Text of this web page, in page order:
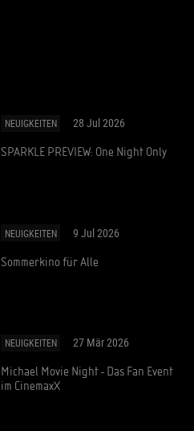
NEUIGKEITEN 28 Jul 2026
SPARKLE PREVIEW: One Night Only
NEUIGKEITEN 9 Jul 2026
Sommerkino für Alle
NEUIGKEITEN 27 Mär 2026
Michael Movie Night - Das Fan Event
im CinemaxX